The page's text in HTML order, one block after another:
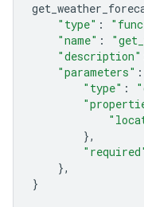
"type" :
"name" :
"description"
"parameters" :
"type" :
},
},
}